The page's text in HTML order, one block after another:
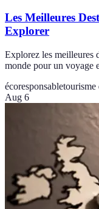
Les Meilleures
Explorer
Explorez les meilleures
monde pour un voyage
écoresponsabletourisme
Aug 6